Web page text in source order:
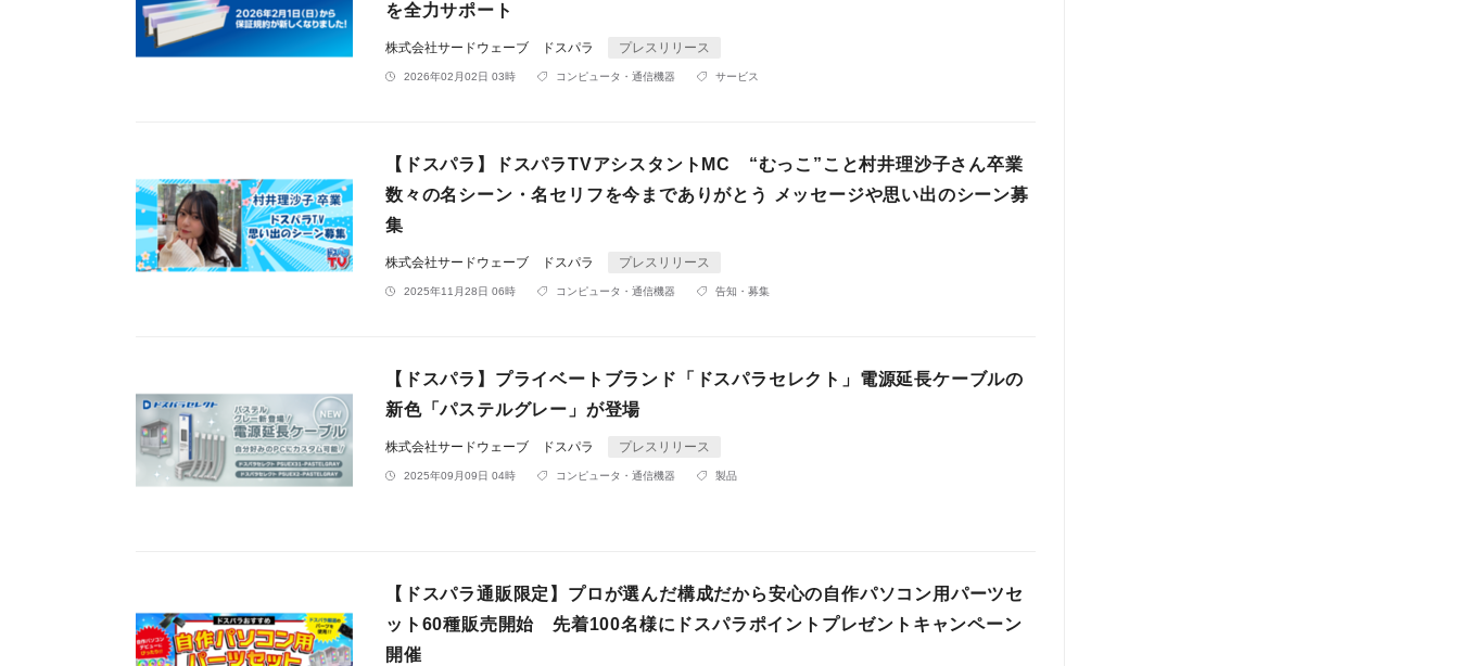
を全力サポート
株式会社サードウェーブ ドスパラ プレスリリース
2026年02月02日 03時 コンピュータ・通信機器 サービス
【ドスパラ】ドスパラTVアシスタントMC “むっこ”こと村井理沙子さん卒業
数々の名シーン・名セリフを今までありがとう メッセージや思い出のシーン募
集
株式会社サードウェーブ ドスパラ プレスリリース
2025年11月28日 06時 コンピュータ・通信機器 告知・募集
【ドスパラ】プライベートブランド「ドスパラセレクト」電源延長ケーブルの
新色「パステルグレー」が登場
株式会社サードウェーブ ドスパラ プレスリリース
2025年09月09日 04時 コンピュータ・通信機器 製品
【ドスパラ通販限定】プロが選んだ構成だから安心の自作パソコン用パーツセ
ット60種販売開始 先着100名様にドスパラポイントプレゼントキャンペーン
開催